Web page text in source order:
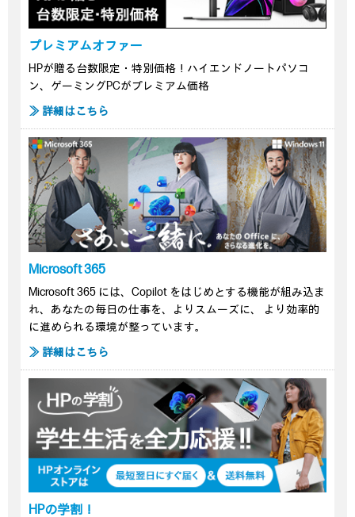
プレミアムオファー
HPが贈る台数限定・特別価格！ハイエンドノートパソコ
ン、ゲーミングPCがプレミアム価格
≫ 詳細はこちら
Microsoft 365
Microsoft 365 には、Copilot をはじめとする機能が組み込ま
れ、あなたの毎日の仕事を、よりスムーズに、 より効率的
に進められる環境が整っています。
≫ 詳細はこちら
HPの学割！